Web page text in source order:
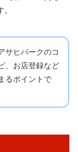
サヒパークのコ
、お店登録など
るポイントで